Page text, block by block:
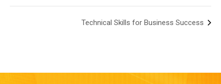
Technical Skills for Business Success